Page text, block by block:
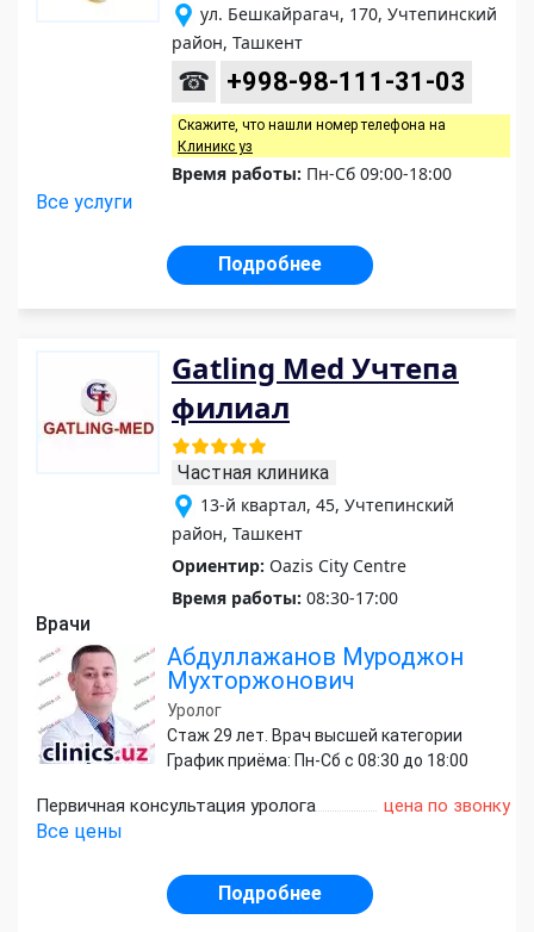
ул. Бешкайрагач, 170, Учтепинский
район, Ташкент
☎ +998-98-111-31-03
Скажите, что нашли номер телефона на
Клиникс уз
Время работы: Пн-Сб 09:00-18:00
Все услуги
Подробнее
Gatling Med Учтепа
филиал
Частная клиника
13-й квартал, 45, Учтепинский
район, Ташкент
Ориентир: Oazis Сity Сentre
Время работы: 08:30-17:00
Врачи
Абдуллажанов Муроджон
Мухторжонович
Уролог
Стаж 29 лет. Врач высшей категории
График приёма: Пн-Сб с 08:30 до 18:00
Первичная консультация уролога цена по звонку
Все цены
Подробнее